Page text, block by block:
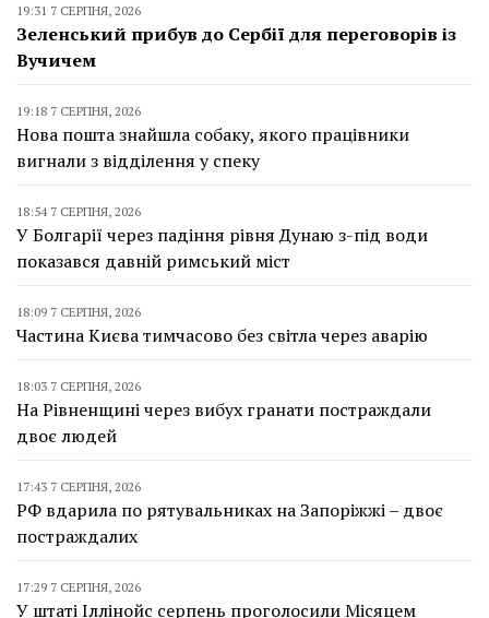
19:31 7 СЕРПНЯ, 2026
Зеленський прибув до Сербії для переговорів із
Вучичем
19:18 7 СЕРПНЯ, 2026
Нова пошта знайшла собаку, якого працівники
вигнали з відділення у спеку
18:54 7 СЕРПНЯ, 2026
У Болгарії через падіння рівня Дунаю з-під води
показався давній римський міст
18:09 7 СЕРПНЯ, 2026
Частина Києва тимчасово без світла через аварію
18:03 7 СЕРПНЯ, 2026
На Рівненщині через вибух гранати постраждали
двоє людей
17:43 7 СЕРПНЯ, 2026
РФ вдарила по рятувальниках на Запоріжжі – двоє
постраждалих
17:29 7 СЕРПНЯ, 2026
У штаті Іллінойс серпень проголосили Місяцем